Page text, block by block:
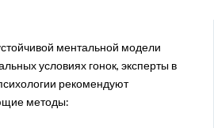
ментальной модели
условиях гонок, эксперты в
рекомендуют
методы: